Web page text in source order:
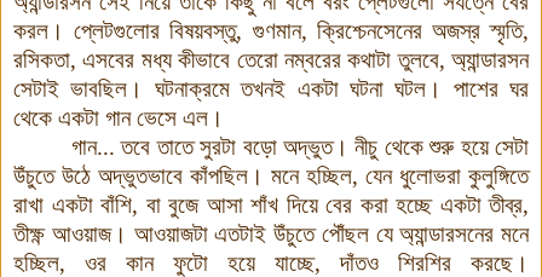
করল। প্লেটগুলোর বিষয়বস্তু, গুণমান, ক্রিশ্চেনসেনের অজস্র স্মৃতি,
রসিকতা, এসবের মধ্য কীভাবে তেরো নম্বরের কথাটা তুলবে, অ্যান্ডারসন
সেটাই ভাবছিল। ঘটনাক্রমে তখনই একটা ঘটনা ঘটল।
পাশের ঘর
থেকে একটা গান ভেসে এল।
গান... তবে তাতে সুরটা বড়ো অদ্ভুত। নীচু থেকে শুরু হয়ে সেটা
উঁচুতে উঠে অদ্ভুতভাবে কাঁপছিল। মনে হচ্ছিল, যেন ধুলোভরা কুলুঙ্গিতে
রাখা একটা বাঁশি, বা বুজে আসা শাঁখ দিয়ে বের করা হচ্ছে একটা তীব্র,
তীক্ষ্ণ আওয়াজ। আওয়াজটা এতটাই উঁচুতে পৌঁছল যে অ্যান্ডারসনের মনে
হচ্ছিল, ওর কান ফুটো হয়ে যাচ্ছে, দাঁতও শিরশির করছে।